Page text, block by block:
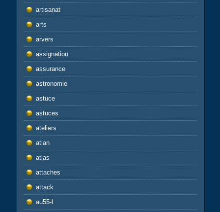
artisanat
arts
arvers
assignation
assurance
astronomie
astuce
astuces
ateliers
atlan
atlas
attaches
attack
au55-l